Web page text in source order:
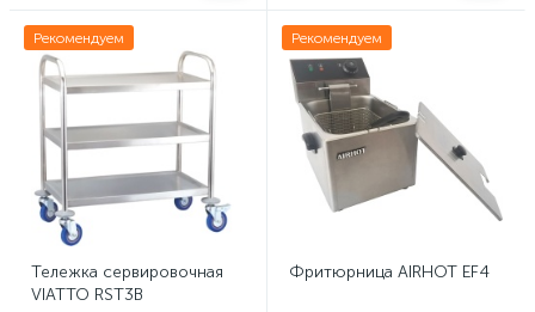
Рекомендуем
Тележка сервировочная
VIATTO RST3B
Рекомендуем
Фритюрница AIRHOT EF4